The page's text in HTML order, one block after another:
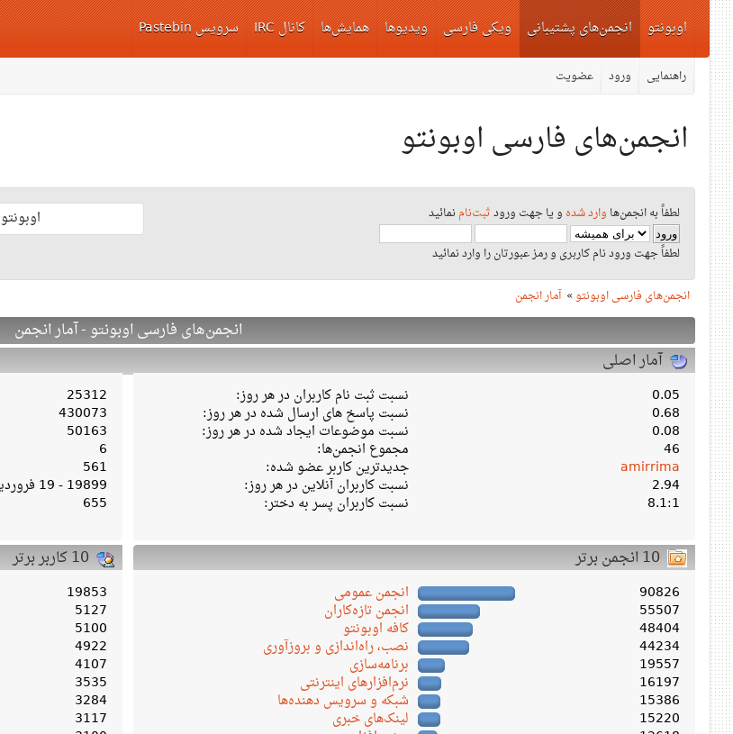
اوبونتو انجمن‌های پشتیبانی
راهنمایی ورود عضویت
ویکی فارسی ویدیوها همایش‌ها کانال IRC سرویس Pastebin
انجمن‌های فارسی اوبونتو
لطفاً به انجمن‌ها وارد شده و یا جهت ورودثبت‌نامنمائید
لطفاً جهت ورود نام کاربری و رمز عبورتان را وارد نمائید
اوبونتو ۲۶٫۰۴ «راکون ثابت‌قدم» با پشتیبانی بلند مدّت منتشر شد 🎊
انجمن‌های فارسی اوبونتو» آمار انجمن
انجمن‌های فارسی اوبونتو - آمار انجمن
آمار اصلی
25312
430073
50163
6
561
19899 - 19 فروردین 1405، 04:11 ب‌ظ
655
نسبت ثبت نام کاربران در هر روز: 0.05
نسبت پاسخ های ارسال شده در هر روز: 0.68
نسبت موضوعات ایجاد شده در هر روز: 0.08
مجموع انجمن‌ها: 46
جدیدترین کاربر عضو شده: amirrima
نسبت کاربران آنلاین در هر روز: 2.94
نسبت کاربران پسر به دختر: 8.1:1
10 کاربر برتر
19853
5127
5100
4922
4107
3535
3284
3117
10 انجمن برتر
انجمن عمومی 90826
انجمن تازه‌کاران 55507
کافه اوبونتو 48404
نصب، راه‌اندازی و بروزآوری 44234
برنامه‌سازی 19557
نرم‌افزارهای اینترنتی 16197
شبکه و سرویس‌ دهنده‌ها 15386
لینک‌های خبری 15220